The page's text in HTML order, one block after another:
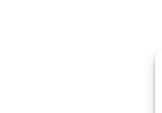
Toyota, Ford, Peugeot,
centros automotivo ,